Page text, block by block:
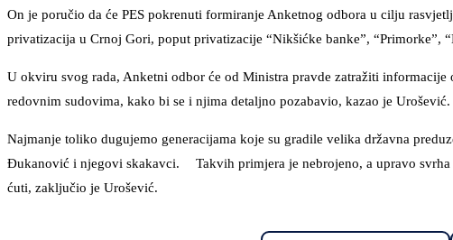
On je poručio da će PES pokrenuti formiranje Anketnog odbora u cilju
privatizacija u Crnoj Gori, poput privatizacije “Nikšićke banke”, “Primorke”,
U okviru svog rada, Anketni odbor će od Ministra pravde zatražiti
redovnim sudovima, kako bi se i njima detaljno pozabavio, kazao je Urošević.
Najmanje toliko dugujemo generacijama koje su gradile velika državna
Đukanović i njegovi skakavci. Takvih primjera je nebrojeno, a upravo
ćuti, zaključio je Urošević.